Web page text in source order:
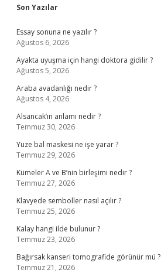
Sidebar
Son Yazılar
Essay sonuna ne yazılır ?
Ağustos 6, 2026
Ayakta uyuşma için hangi doktora gidilir ?
Ağustos 5, 2026
Araba avadanlığı nedir ?
Ağustos 4, 2026
Alsancak’ın anlamı nedir ?
Temmuz 30, 2026
Yüze bal maskesi ne işe yarar ?
Temmuz 29, 2026
Kümeler A ve B’nin birleşimi nedir ?
Temmuz 27, 2026
Klavyede semboller nasıl açılır ?
Temmuz 25, 2026
Kalay hangi ilde bulunur ?
Temmuz 23, 2026
Bağırsak kanseri tomografide görünür mü ?
Temmuz 21, 2026